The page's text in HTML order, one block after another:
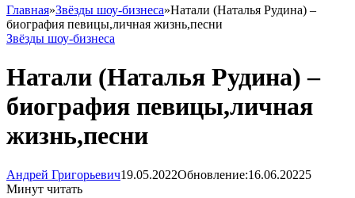
Главная»Звёзды шоу-бизнеса»Натали (Наталья Рудина) –
биография певицы,личная жизнь,песни
Звёзды шоу-бизнеса
Натали (Наталья Рудина) –
биография певицы,личная
жизнь,песни
Андрей Григорьевич19.05.2022Обновление:16.06.20225
Минут читать